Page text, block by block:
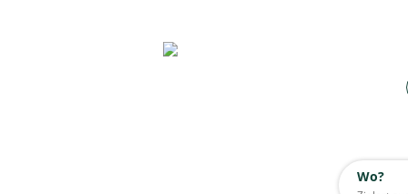
Wo?
Wo?